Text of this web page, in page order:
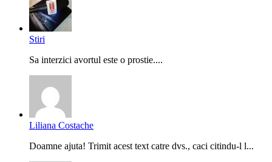
Stiri
Sa interzici avortul este o prostie....
Liliana Costache
Doamne ajuta! Trimit acest text catre dvs., caci citindu-l l...